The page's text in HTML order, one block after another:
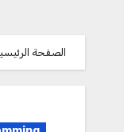
الصفحة